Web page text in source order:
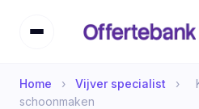
Home › Vijver specialist ›
schoonmaken